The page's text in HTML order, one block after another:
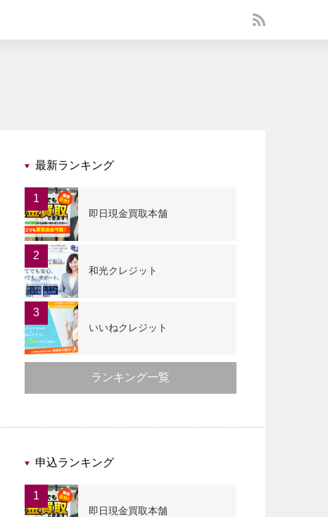
最新ランキング
1
即日現金買取本舗
2
和光クレジット
3
いいねクレジット
ランキング一覧
申込ランキング
1
即日現金買取本舗